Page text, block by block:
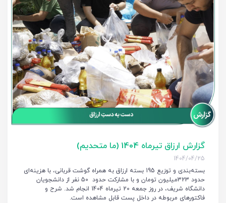
گزارش ارزاق تیر‌ماه 1404 (ما متحدیم)
1404/04/25
بسته‌بندی و توزیع 195 بسته ارزاق به همراه گوشت قربانی، با هزینه‌ای
حدود 323میلیون تومان و با مشارکت حدود 50 نفر از دانشجویان
دانشگاه شریف، در روز جمعه 20 تیر‌ماه 1404 انجام شد. شرح و
فاکتورهای مربوطه در داخل پست قابل مشاهده است.